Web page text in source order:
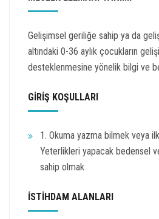
Gelişimsel geriliğe sahip ya da
altındaki 0-36 aylık çocukların
desteklenmesine yönelik bilgi ve
GİRİŞ KOŞULLARI
1. Okuma yazma bilmek veya
Yeterlikleri yapacak bedensel
sahip olmak
İSTİHDAM ALANLARI